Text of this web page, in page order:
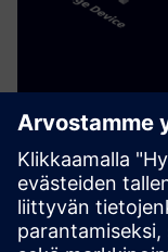
Google
Yhdistä Siemens
tehokkaisiin